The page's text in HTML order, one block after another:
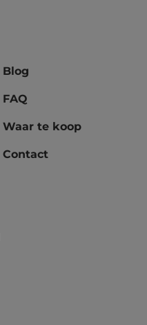
Blog
FAQ
Waar te koop
Contact